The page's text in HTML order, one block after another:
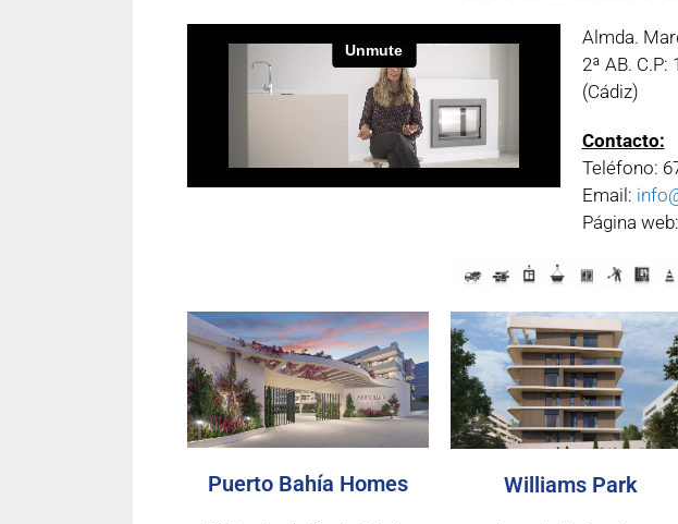
Almda.
2ª AB.
(Cádiz)
Contacto:
Teléfono:
Email:
Página web:
Puerto Bahía Homes Williams Park